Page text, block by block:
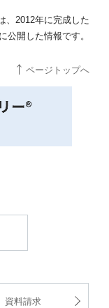
、2012年に完成した
公開した情報です。
ページトップへ
資料請求